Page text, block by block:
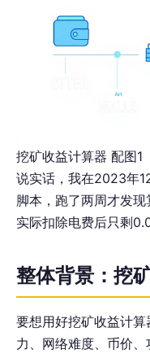
挖矿收益计算器 配图1
说实话，我在2023年
脚本，跑了两周才发
实际扣除电费后只剩
整体背景：挖
要想用好挖矿收益计
力、网络难度、币价